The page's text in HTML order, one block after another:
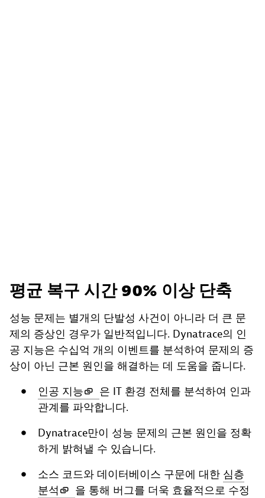
평균 복구 시간 90% 이상 단축
성능 문제는 별개의 단발성 사건이 아니라 더 큰 문
제의 증상인 경우가 일반적입니다. Dynatrace의 인
공 지능은 수십억 개의 이벤트를 분석하여 문제의 증
상이 아닌 근본 원인을 해결하는 데 도움을 줍니다.
인공 지능
은 IT 환경 전체를 분석하여 인과
관계를 파악합니다.
Dynatrace만이 성능 문제의 근본 원인을 정확
하게 밝혀낼 수 있습니다.
소스 코드와 데이터베이스 구문에 대한 심층
분석
을 통해 버그를 더욱 효율적으로 수정